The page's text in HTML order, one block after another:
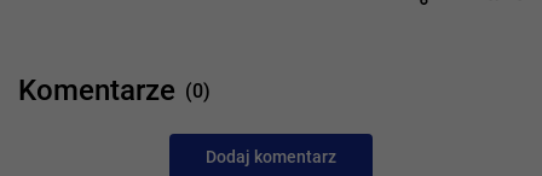
Komentarze (0)
Dodaj komentarz